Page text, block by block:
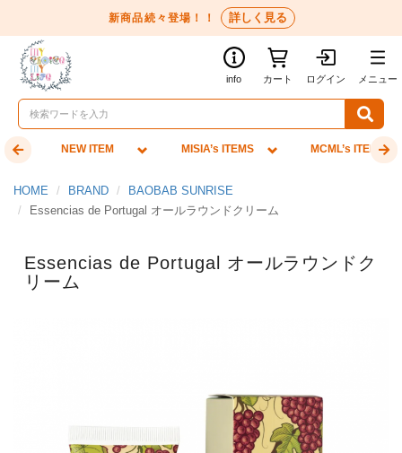
新商品続々登場！！ 詳しく見る
info カート ログイン メニュー
NEW ITEM MISIA’s ITEMS MCML’s ITEMS
HOME BRAND
BAOBAB SUNRISE
Essencias de Portugal オールラウンドクリーム
Essencias de Portugal オールラウンドク
リーム